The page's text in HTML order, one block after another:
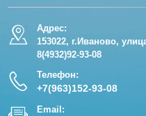
Адрес:
153022, г.Иваново,
8(4932)92-93-08
Телефон:
+7(963)152-93-08
Email: